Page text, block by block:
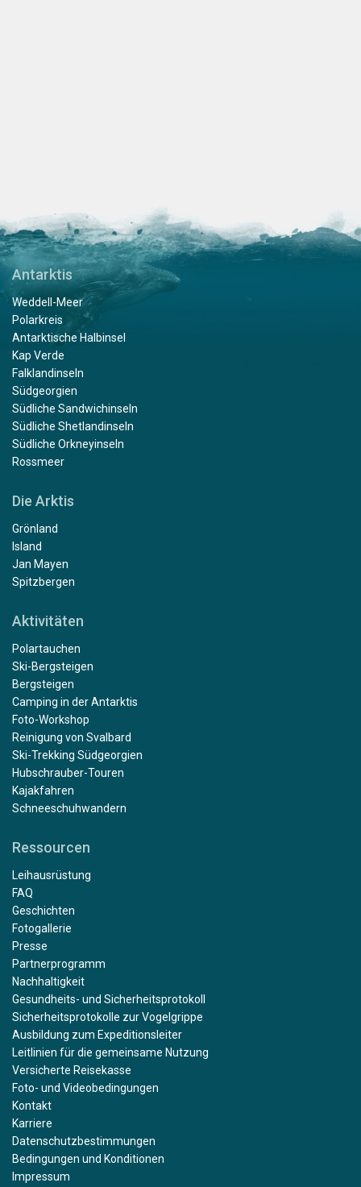
Antarktis
Weddell-Meer
Polarkreis
Antarktische Halbinsel
Kap Verde
Falklandinseln
Südgeorgien
Südliche Sandwichinseln
Südliche Shetlandinseln
Südliche Orkneyinseln
Rossmeer
Die Arktis
Grönland
Island
Jan Mayen
Spitzbergen
Aktivitäten
Polartauchen
Ski-Bergsteigen
Bergsteigen
Camping in der Antarktis
Foto-Workshop
Reinigung von Svalbard
Ski-Trekking Südgeorgien
Hubschrauber-Touren
Kajakfahren
Schneeschuhwandern
Ressourcen
Leihausrüstung
FAQ
Geschichten
Fotogallerie
Presse
Partnerprogramm
Nachhaltigkeit
Gesundheits- und Sicherheitsprotokoll
Sicherheitsprotokolle zur Vogelgrippe
Ausbildung zum Expeditionsleiter
Leitlinien für die gemeinsame Nutzung
Versicherte Reisekasse
Foto- und Videobedingungen
Kontakt
Karriere
Datenschutzbestimmungen
Bedingungen und Konditionen
Impressum